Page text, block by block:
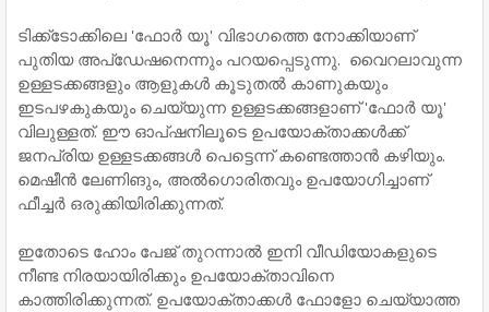
ടിക്ക്ടോക്കിലെ 'ഫോര്‍ യൂ' വിഭാഗത്തെ നോക്കിയാണ്
പുതിയ അപ്ഡേഷനെന്നും പറയപ്പെടുന്നു. വൈറലാവുന്ന
ഉള്ളടക്കങ്ങളും ആളുകള്‍ കൂടുതല്‍ കാണുകയും
ഇടപഴകുകയും ചെയ്യുന്ന ഉള്ളടക്കങ്ങളാണ് 'ഫോര്‍ യൂ'
വിലുള്ളത്. ഈ ഓപ്ഷനിലൂടെ ഉപയോക്താക്കള്‍ക്ക്
ജനപ്രിയ ഉള്ളടക്കങ്ങള്‍ പെട്ടെന്ന് കണ്ടെത്താന്‍ കഴിയും.
മെഷീന്‍ ലേണിങും, അല്‍ഗൊരിതവും ഉപയോഗിച്ചാണ്
ഫീച്ചര്‍ ഒരുക്കിയിരിക്കുന്നത്.
ഇതോടെ ഹോം പേജ് തുറന്നാല്‍ ഇനി വീഡിയോകളുടെ
നീണ്ട നിരയായിരിക്കും ഉപയോക്താവിനെ
കാത്തിരിക്കുന്നത്. ഉപയോക്താക്കള്‍ ഫോളോ ചെയ്യാത്ത